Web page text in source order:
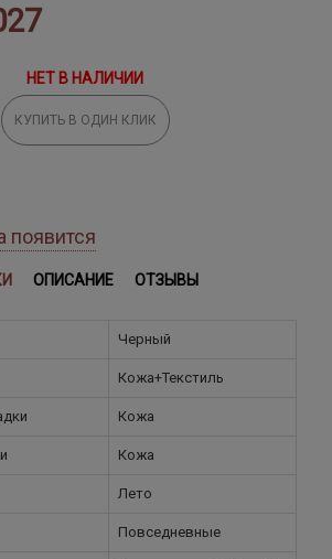
НЕТ В НАЛИЧИИ
КУПИТЬ В ОДИН КЛИК
появится
ОПИСАНИЕ ОТЗЫВЫ
Черный
Кожа+Текстиль
Кожа
Кожа
Лето
Повседневные